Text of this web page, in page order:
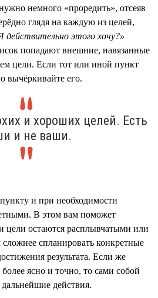
немного «проредить», отсеяв
глядя на каждую из целей,
действительно этого хочу?»
попадают внешние, навязанные
цели. Если тот или иной пункт
вычёркивайте его.
и хороших целей. Есть
и не ваши.
и при необходимости
В этом вам поможет
цели остаются расплывчатыми или
спланировать конкретные
результата. Если же
ясно и точно, то сами собой
действия.